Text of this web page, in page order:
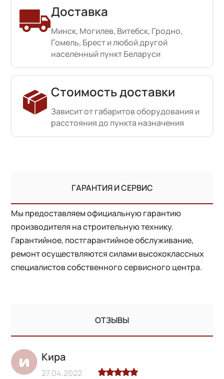
Доставка
Минск, Могилев, Витебск, Гродно,
Гомель, Брест и любой другой
населенный пункт Беларуси
Стоимость доставки
Зависит от габаритов оборудования и
расстояния до пункта назначения
ГАРАНТИЯ И СЕРВИС
Мы предоставляем официальную гарантию
производителя на строительную технику.
Гарантийное, постгарантийное обслуживание,
ремонт осуществляются силами высококлассных
специалистов собственного сервисного центра.
ОТЗЫВЫ
Кира
27.04.2022